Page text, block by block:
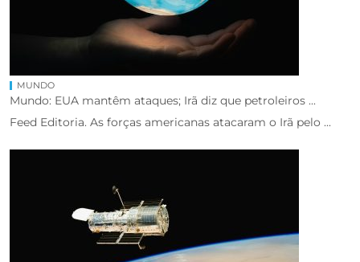
MUNDO
Mundo: EUA mantêm ataques; Irã diz que petroleiros ...
Feed Editoria. As forças americanas atacaram o Irã pelo ...